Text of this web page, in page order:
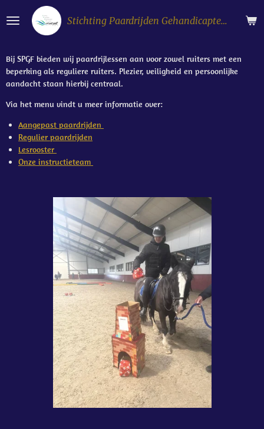
direct
hoofdinhoud
Stichting Paardrijden Gehandicapten Flevoland
Bij SPGF bieden wij paardrijlessen aan voor zowel ruiters met een
beperking als reguliere ruiters. Plezier, veiligheid en persoonlijke
aandacht staan hierbij centraal.
Via het menu vindt u meer informatie over:
Aangepast paardrijden
Regulier paardrijden
Lesrooster
Onze instructieteam